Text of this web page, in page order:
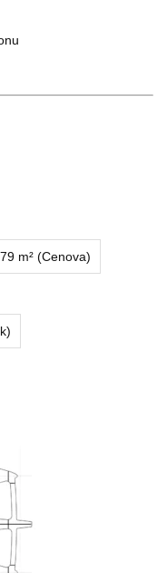
m² (Cenova)